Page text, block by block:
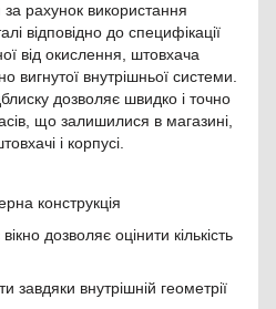
за рахунок використання
відповідно до специфікації
від окислення, штовхача
вигнутої внутрішньої системи.
дозволяє швидко і точно
що залишилися в магазині,
і корпусі.
конструкція
дозволяє оцінити кількість
завдяки внутрішній геометрії